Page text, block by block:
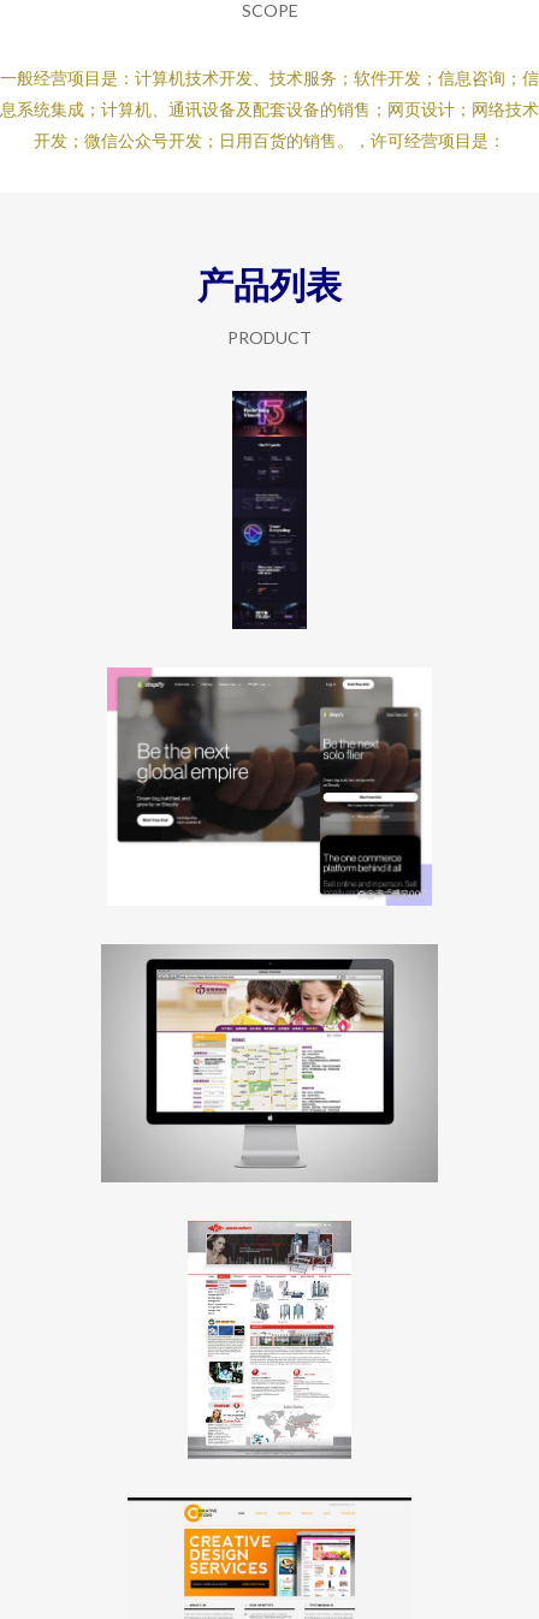
SCOPE
一般经营项目是：计算机技术开发、技术服务；软件开发；信息咨询；信
息系统集成；计算机、通讯设备及配套设备的销售；网页设计；网络技术
开发；微信公众号开发；日用百货的销售。，许可经营项目是：
产品列表
PRODUCT